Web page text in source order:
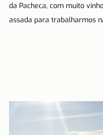
da Pacheca, com muito
assada para trabalharmos